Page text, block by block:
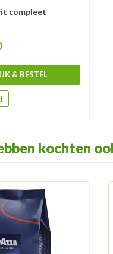
compleet
& BESTEL
kochten